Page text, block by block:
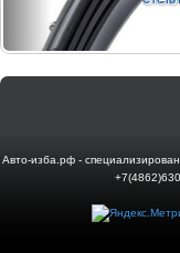
Авто-изба.рф -